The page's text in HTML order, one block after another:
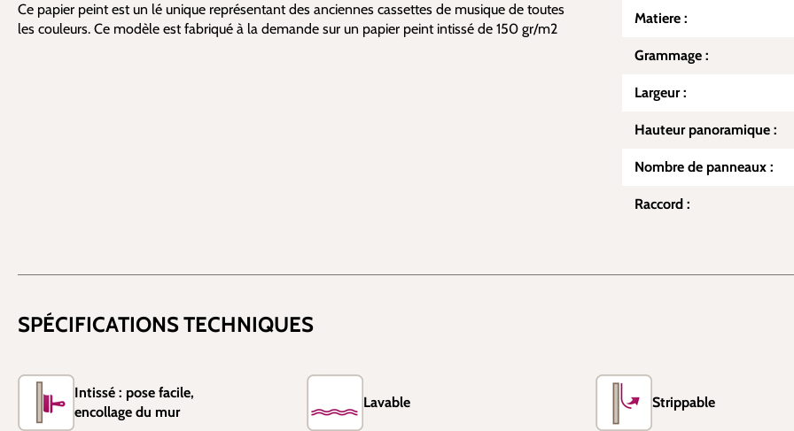
Ce papier peint est un lé unique représentant des anciennes cassettes de musique de toutes
les couleurs. Ce modèle est fabriqué à la demande sur un papier peint intissé de 150 gr/m2
Matiere :
Grammage :
Largeur :
Hauteur panoramique :
Nombre de panneaux :
Raccord :
SPÉCIFICATIONS TECHNIQUES
Intissé : pose facile,
encollage du mur
Lavable Strippable